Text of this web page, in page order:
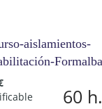
60 h.